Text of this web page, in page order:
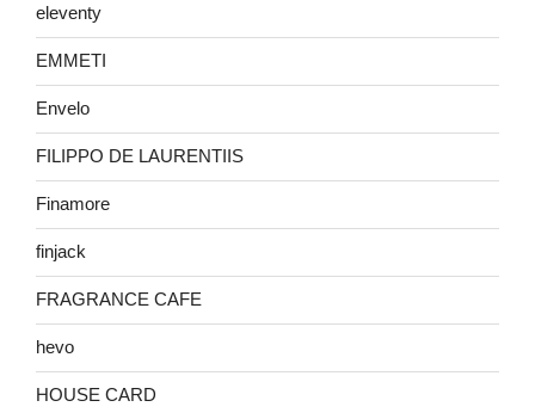
eleventy
EMMETI
Envelo
FILIPPO DE LAURENTIIS
Finamore
finjack
FRAGRANCE CAFE
hevo
HOUSE CARD